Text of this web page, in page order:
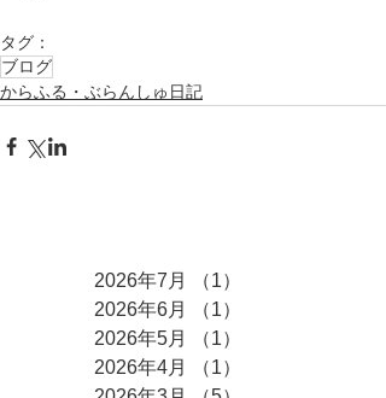
タグ：
ブログ
からふる・ぶらんしゅ日記
2026年7月 （1）
2026年6月
（1）
2026年5月
（1）
2026年4月
（1）